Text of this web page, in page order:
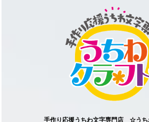
手作り応援うちわ文字専門店 ☆う